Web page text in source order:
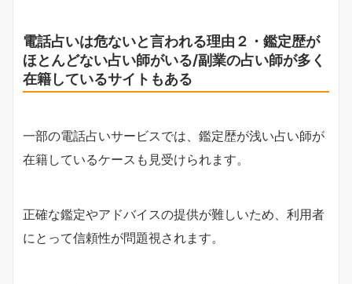
電話占いは危ないと言われる理由２・鑑定歴が
ほとんどない占い師がいる/副業の占い師が多く
在籍しているサイトもある
一部の電話占いサービスでは、鑑定歴が浅い占い師が
在籍しているケースも見受けられます。
正確な鑑定やアドバイスの提供が難しいため、利用者
にとって信頼性が問題視されます。